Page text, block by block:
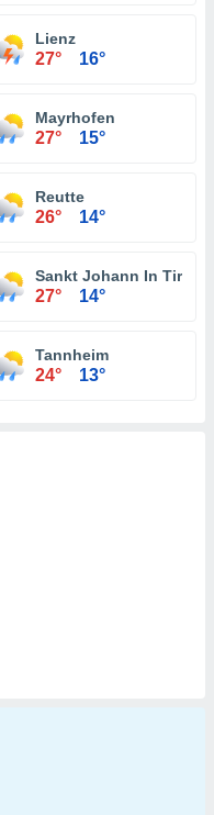
Lienz
27° 16°
Mayrhofen
27° 15°
Reutte
26° 14°
Sankt Johann In Tirol
27° 14°
Tannheim
24° 13°